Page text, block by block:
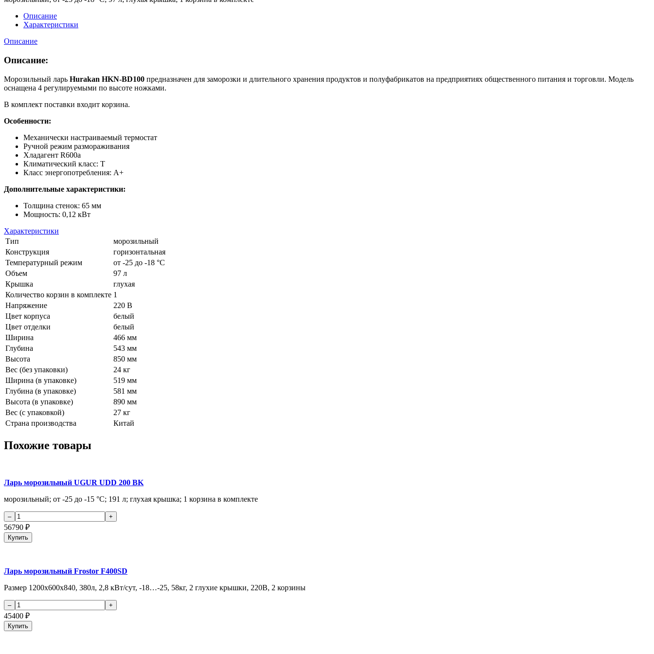
Описание
Характеристики
Описание
Описание:
Морозильный ларь Hurakan HKN-BD100 предназначен для заморозки и длительного хранения продуктов и полуфабрикатов на предприятиях общественного питания и торговли. Модель
оснащена 4 регулируемыми по высоте ножками.
В комплект поставки входит корзина.
Особенности:
Механически настраиваемый термостат
Ручной режим размораживания
Хладагент R600a
Климатический класс: T
Класс энергопотребления: A+
Дополнительные характеристики:
Толщина стенок: 65 мм
Мощность: 0,12 кВт
Характеристики
Тип
морозильный
Конструкция
горизонтальная
Температурный режим
от -25 до -18 °С
Объем
97 л
Крышка
глухая
Количество корзин в комплекте 1
Напряжение
220 В
Цвет корпуса
белый
Цвет отделки
белый
Ширина
466 мм
Глубина
543 мм
Высота
850 мм
Вес (без упаковки)
24 кг
Ширина (в упаковке)
519 мм
Глубина (в упаковке)
581 мм
Высота (в упаковке)
890 мм
Вес (с упаковкой)
27 кг
Страна производства
Китай
Похожие товары
Ларь морозильный UGUR UDD 200 BK
морозильный; от -25 до -15 °С; 191 л; глухая крышка; 1 корзина в комплекте
56790 ₽
Купить
Ларь морозильный Frostor F400SD
Размер 1200х600х840, 380л, 2,8 кВт/сут, -18…-25, 58кг, 2 глухие крышки, 220В, 2 корзины
45400 ₽
Купить